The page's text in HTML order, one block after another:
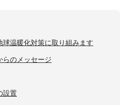
球温暖化対策に取り組みます
らのメッセージ
設置